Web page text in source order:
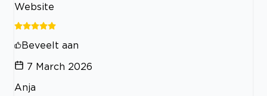
Website
Beveelt aan
7 March 2026
Anja